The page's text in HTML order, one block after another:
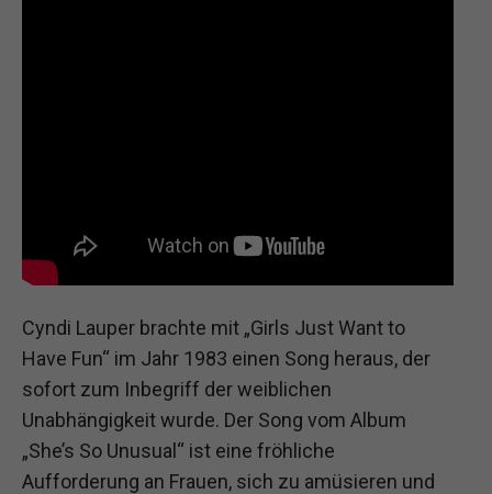
Cyndi Lauper brachte mit „Girls Just Want to
Have Fun“ im Jahr 1983 einen Song heraus, der
sofort zum Inbegriff der weiblichen
Unabhängigkeit wurde. Der Song vom Album
„She’s So Unusual“ ist eine fröhliche
Aufforderung an Frauen, sich zu amüsieren und